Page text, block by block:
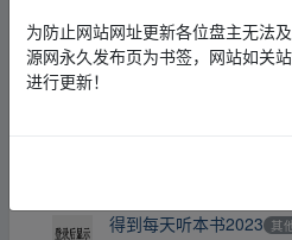
《人生500忌》：经典
得到每天听本书2023 其
为防止网站网址更新各位盘主无法
源网永久发布页为书签，网站如关
进行更新！